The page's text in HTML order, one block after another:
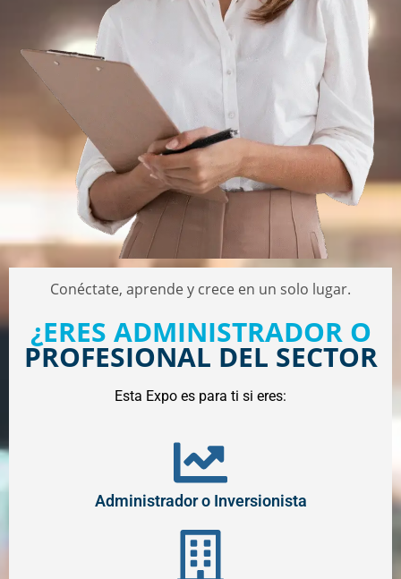
Conéctate, aprende y crece en un solo lugar.
¿ERES ADMINISTRADOR O
PROFESIONAL DEL SECTOR
Esta Expo es para ti si eres:
Administrador o Inversionista
Arquitecto, urbanista o profesional del sector